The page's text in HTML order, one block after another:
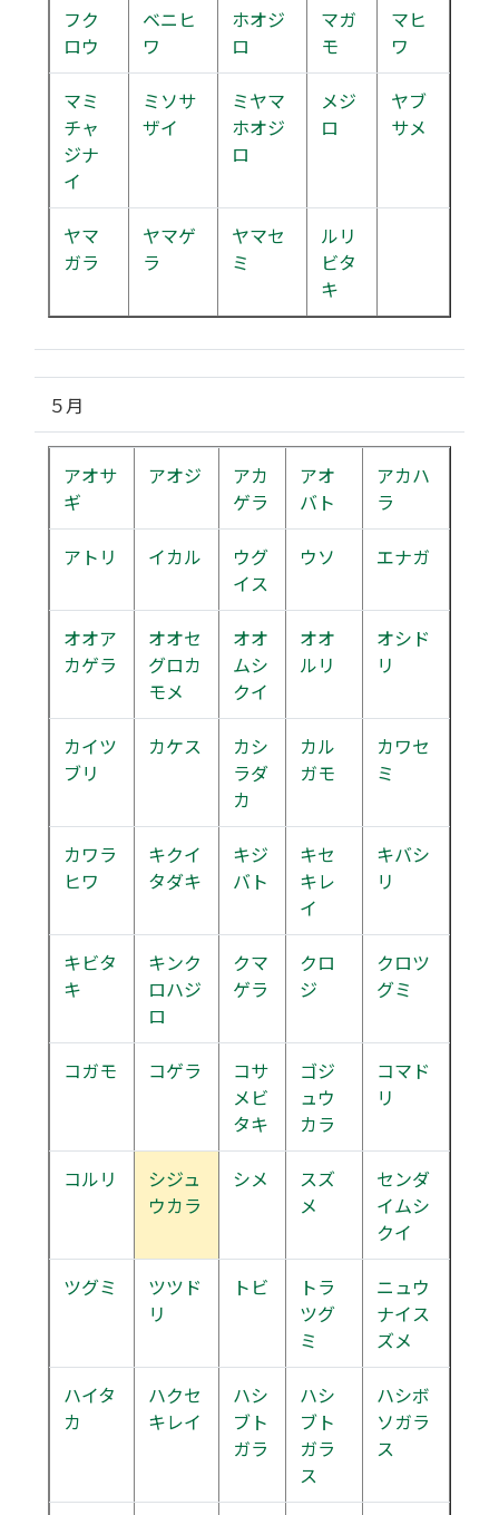
フク
ロウ
ベニヒ
ワ
ホオジ
ロ
マガ
モ
マヒ
ワ
マミ
チャ
ジナ
イ
ミソサ
ザイ
ミヤマ
ホオジ
ロ
メジ
ロ
ヤブ
サメ
ヤマ
ガラ
ヤマゲ
ラ
ヤマセ
ミ
ルリ
ビタ
キ
５月
アオサ
ギ
アオジ
アカ
ゲラ
アオ
バト
アカハ
ラ
アトリ イカル
ウグ
イス
ウソ エナガ
オオア
カゲラ
オオセ
グロカ
モメ
オオ
ムシ
クイ
オオ
ルリ
オシド
リ
カイツ
ブリ
カケス
カシ
ラダ
カ
カル
ガモ
カワセ
ミ
カワラ
ヒワ
キクイ
タダキ
キジ
バト
キセ
キレ
イ
キバシ
リ
キビタ
キ
キンク
ロハジ
ロ
クマ
ゲラ
クロ
ジ
クロツ
グミ
コガモ コゲラ
コサ
メビ
タキ
ゴジ
ュウ
カラ
コマド
リ
コルリ
シジュ
ウカラ
シメ
スズ
メ
センダ
イムシ
クイ
ツグミ
ツツド
リ
トビ
トラ
ツグ
ミ
ニュウ
ナイス
ズメ
ハイタ
カ
ハクセ
キレイ
ハシ
ブト
ガラ
ハシ
ブト
ガラ
ス
ハシボ
ソガラ
ス